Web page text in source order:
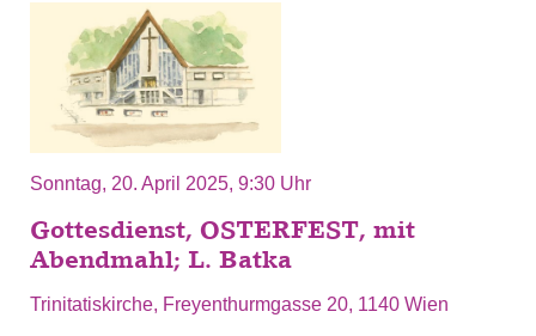
Sonntag, 20. April 2025, 9:30 Uhr
Gottesdienst, OSTERFEST, mit
Abendmahl; L. Batka
Trinitatiskirche, Freyenthurmgasse 20, 1140 Wien